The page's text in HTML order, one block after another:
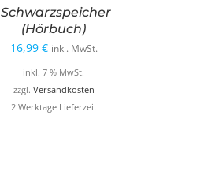
Schwarzspeicher
(Hörbuch)
16,99 € inkl. MwSt.
inkl. 7 % MwSt.
zzgl. Versandkosten
2 Werktage Lieferzeit